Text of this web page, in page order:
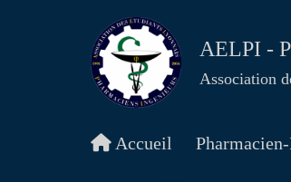
AELPI -
Association
Accueil